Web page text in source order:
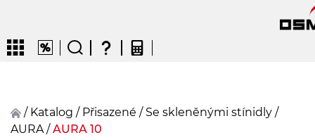
CZENDEFRFIN
/ Katalog / přisazené / Se skleněnými stínidly /
AURA/ AURA 10